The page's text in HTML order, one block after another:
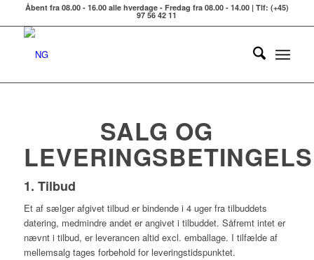
Åbent fra 08.00 - 16.00 alle hverdage - Fredag fra 08.00 - 14.00 | Tlf: (+45)
97 56 42 11
SALG OG
1. Tilbud
Et af sælger afgivet tilbud er bindende i 4 uger fra tilbuddets
datering, medmindre andet er angivet i tilbuddet. Såfremt intet er
nævnt i tilbud, er leverancen altid excl. emballage. I tilfælde af
mellemsalg tages forbehold for leveringstidspunktet.